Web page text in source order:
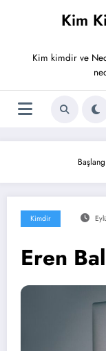
Kim
Kim kimdir ve
Kimdir
Eren